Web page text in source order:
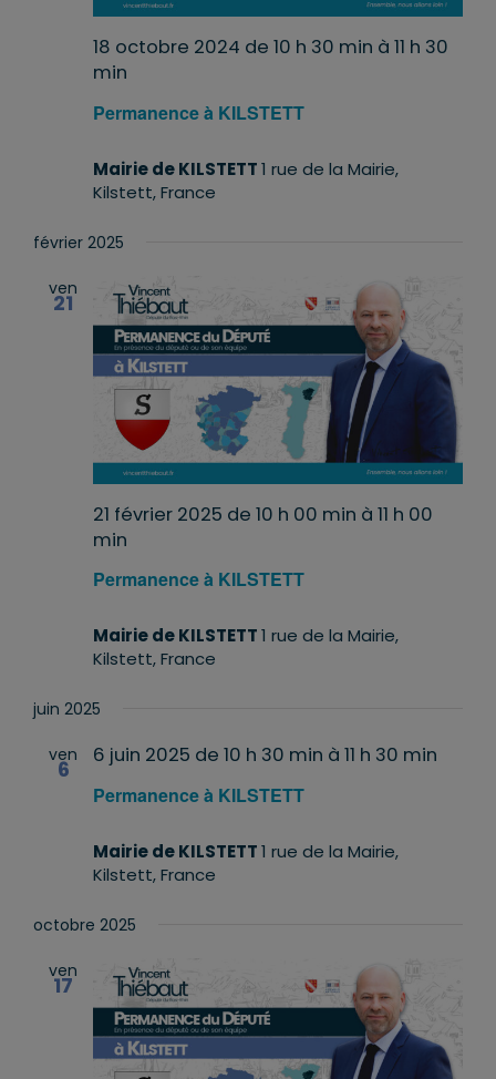
Permanence à KILSTETT
18 octobre 2024 de 10 h 30 min à 11 h 30
min
Mairie de KILSTETT1 rue de la Mairie,
Kilstett, France
février 2025
ven
21
Permanence à KILSTETT
21 février 2025 de 10 h 00 min à 11 h 00
min
Mairie de KILSTETT1 rue de la Mairie,
Kilstett, France
juin 2025
ven
6
Permanence à KILSTETT
6 juin 2025 de 10 h 30 min à 11 h 30 min
Mairie de KILSTETT1 rue de la Mairie,
Kilstett, France
octobre 2025
ven
17